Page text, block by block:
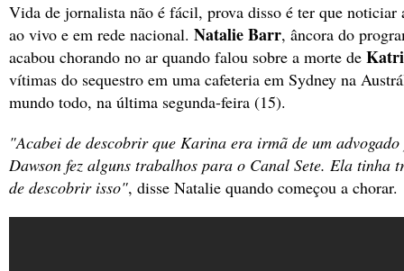
Vida de jornalista não é fácil, prova disso é ter que noticiar
ao vivo e em rede nacional. Natalie Barr, âncora do
acabou chorando no ar quando falou sobre a morte de
vítimas do sequestro em uma cafeteria em Sydney na
mundo todo, na última segunda-feira (15).
"Acabei de descobrir que Karina era irmã de um advogado
Dawson fez alguns trabalhos para o Canal Sete. Ela tinha
de descobrir isso", disse Natalie quando começou a chorar.